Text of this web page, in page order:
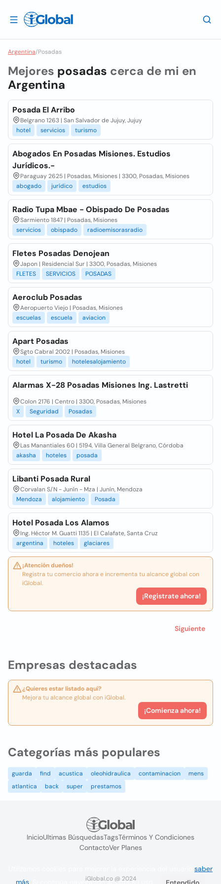
Argentina/Posadas
Empresas destacadas
¿Quieres estar listado aquí?
Mejora tu alcance global con iGlobal.
¡Comienza ahora!
Mejores posadas cerca de mi en
Argentina
Posada El Arribo
Belgrano 1263 | San Salvador de Jujuy, Jujuy
hotel
servicios turismo
Abogados En Posadas Misiones. Estudios
Jurídicos.-
Paraguay 2625 | Posadas, Misiones | 3300, Posadas, Misiones
abogado
jurídico estudios
Radio Tupa Mbae - Obispado De Posadas
Sarmiento 1847 | Posadas, Misiones
servicios
obispado radioemisorasradio
Fletes Posadas Denojean
Japon | Residencial Sur | 3300, Posadas, Misiones
FLETES
SERVICIOS POSADAS
Aeroclub Posadas
Aeropuerto Viejo | Posadas, Misiones
escuelas
escuela aviacion
Apart Posadas
Sgto Cabral 2002 | Posadas, Misiones
hotel
turismo hotelesalojamiento
Alarmas X-28 Posadas Misiones Ing. Lastretti
Colon 2176 | Centro | 3300, Posadas, Misiones
X
Seguridad Posadas
Hotel La Posada De Akasha
Las Manantiales 60 | 5194, Villa General Belgrano, Córdoba
akasha
hoteles posada
Libanti Posada Rural
Corvalan S/N - Junín - Mza | Junín, Mendoza
Mendoza
alojamiento Posada
Hotel Posada Los Alamos
Ing. Héctor M. Guatti 1135 | El Calafate, Santa Cruz
argentina
hoteles glaciares
¡Atención dueños!
Registra tu comercio ahora e incrementa tu alcance global con
iGlobal.
¡Registrate ahora!
Siguiente
Categorías más populares
guarda find acustica oleohidraulica contaminacion
mens
atlantica
back super prestamos
InicioUltimas BúsquedasTagsTérminos Y Condiciones
ContactoVer Planes
iGlobal.co @ 2024
saber
más . Si continúa navegando acepta su uso.